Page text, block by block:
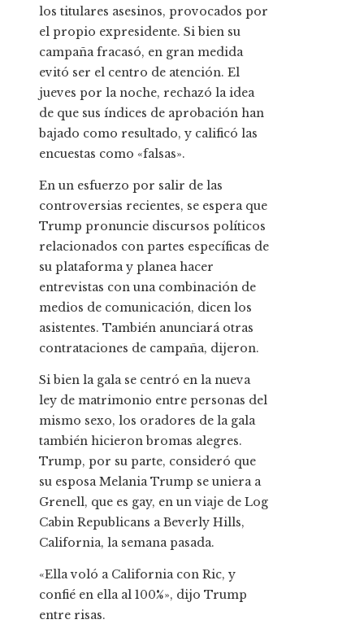
los titulares asesinos, provocados por
el propio expresidente. Si bien su
campaña fracasó, en gran medida
evitó ser el centro de atención. El
jueves por la noche, rechazó la idea
de que sus índices de aprobación han
bajado como resultado, y calificó las
encuestas como «falsas».
En un esfuerzo por salir de las
controversias recientes, se espera que
Trump pronuncie discursos políticos
relacionados con partes específicas de
su plataforma y planea hacer
entrevistas con una combinación de
medios de comunicación, dicen los
asistentes. También anunciará otras
contrataciones de campaña, dijeron.
Si bien la gala se centró en la nueva
ley de matrimonio entre personas del
mismo sexo, los oradores de la gala
también hicieron bromas alegres.
Trump, por su parte, consideró que
su esposa Melania Trump se uniera a
Grenell, que es gay, en un viaje de Log
Cabin Republicans a Beverly Hills,
California, la semana pasada.
«Ella voló a California con Ric, y
confié en ella al 100%», dijo Trump
entre risas.